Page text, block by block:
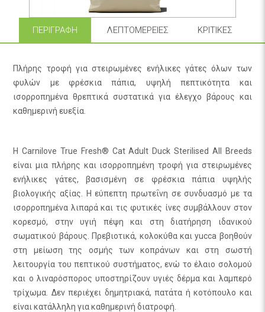
ΠΕΡΙΓΡΑΦΉ ΛΕΠΤΟΜΈΡΕΙΕΣ ΚΡΙΤΙΚΈΣ
Πλήρης τροφή για στειρωμένες ενήλικες γάτες όλων των
φυλών με φρέσκια πάπια, υψηλή πεπτικότητα και
ισορροπημένα θρεπτικά συστατικά για έλεγχο βάρους και
καθημερινή ευεξία.
Η Carnilove True Fresh® Cat Adult Duck Sterilised All Breeds
είναι μια πλήρης και ισορροπημένη τροφή για στειρωμένες
ενήλικες γάτες, βασισμένη σε φρέσκια πάπια υψηλής
βιολογικής αξίας. Η εύπεπτη πρωτεΐνη σε συνδυασμό με τα
ισορροπημένα λιπαρά και τις φυτικές ίνες συμβάλλουν στον
κορεσμό, στην υγιή πέψη και στη διατήρηση ιδανικού
σωματικού βάρους. Πρεβιοτικά, κολοκύθα και yucca βοηθούν
στη μείωση της οσμής των κοπράνων και στη σωστή
λειτουργία του πεπτικού συστήματος, ενώ το έλαιο σολομού
και ο λιναρόσπορος υποστηρίζουν υγιές δέρμα και λαμπερό
τρίχωμα. Δεν περιέχει δημητριακά, πατάτα ή κοτόπουλο και
είναι κατάλληλη για καθημερινή διατροφή.